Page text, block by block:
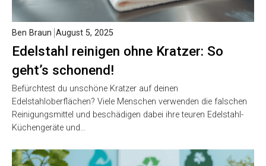
Edelstahl reinigen ohne Kratzer: So
geht’s schonend!
Ben Braun August 5, 2025
Befürchtest du unschöne Kratzer auf deinen
Edelstahloberflächen? Viele Menschen verwenden die falschen
Reinigungsmittel und beschädigen dabei ihre teuren Edelstahl-
Küchengeräte und…